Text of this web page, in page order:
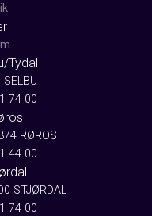
Tydal
74 00
RØROS
44 00
STJØRDAL
74 00